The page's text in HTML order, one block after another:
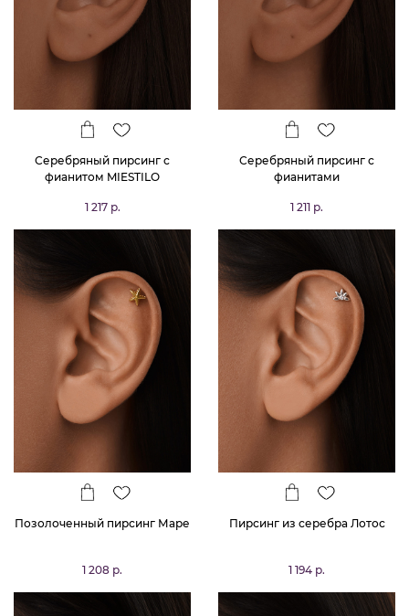
Серебряный пирсинг с
фианитом MIESTILO
1 217 р.
Серебряный пирсинг с
фианитами
1 211 р.
Позолоченный пирсинг Маре
1 208 р.
Пирсинг из серебра Лотос
1 194 р.